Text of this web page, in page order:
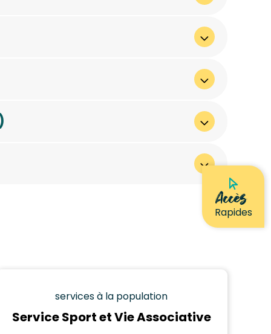
Accès
Rapides
services à la population
Service Sport et Vie Associative